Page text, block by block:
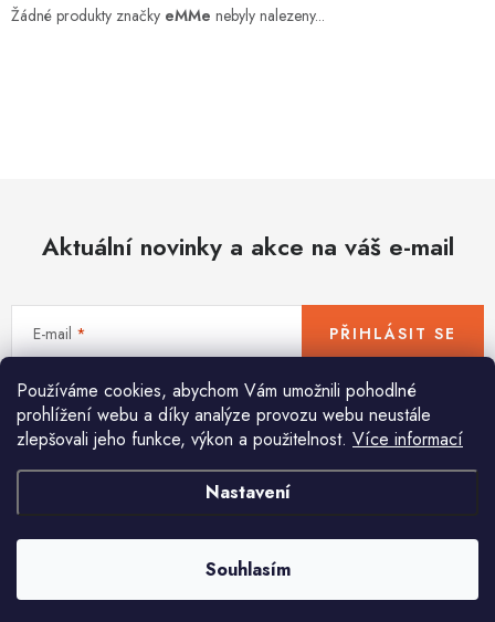
Používáme cookies, abychom Vám umožnili pohodlné
prohlížení webu a díky analýze provozu webu neustále
zlepšovali jeho funkce, výkon a použitelnost. Více informací
Nastavení
Souhlasím
Domácnost
Novinky
World Cleanup Day
Akční ceny
Půjčovna Kontaktuje nás
Obchodní podmínky
Vrácení a reklamace
Podmínky ochrany osobních údajů
Obchodní podmínky pro podnikatele
Způsob doručení a platby
Zásady používání cookies
Žádné produkty značky eMMe nebyly nalezeny...
Aktuální novinky a akce na váš e-mail
E-mail
Vložením e-mailu souhlasíte spodmínkami ochrany osobních údajů
PŘIHLÁSIT SE
Pomůžeme vám s výběrem
Potřebujete s něčím poradit? Jsme tu pro vás!
info@huka.cz